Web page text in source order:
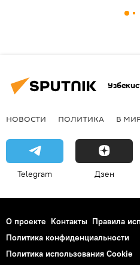
НОВОСТИ ПОЛИТИКА В
Telegram Дзен
О проекте Контакты Правила
Политика конфиденциальности
Политика использования Cookie